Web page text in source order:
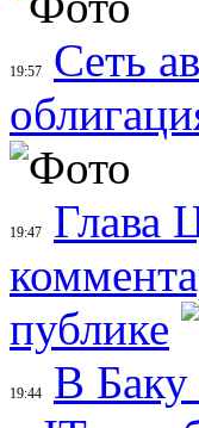
19:57
Сеть
19:47
Глава
публике
19:44
В Баку